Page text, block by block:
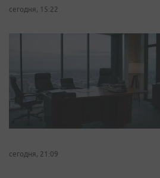
сегодня, 15:22
сегодня, 21:09